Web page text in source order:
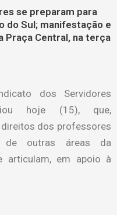
se preparam para
do Sul; manifestação e
Praça Central, na terça
dos Servidores
hoje (15), que,
dos professores
de outras áreas da
articulam, em apoio à